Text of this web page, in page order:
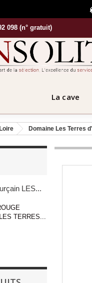
098 (n° gratuit)
La cave
Domaine Les Terres
LES...
TERRES...